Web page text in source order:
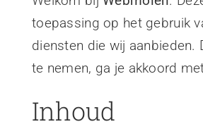
Contact
toepassing op het gebruik
diensten die wij
te nemen, ga je akkoord
Inhoud